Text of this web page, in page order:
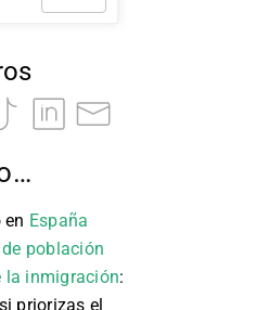
en España
población
la inmigración:
priorizas el